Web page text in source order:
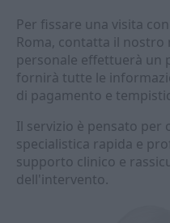
Per fissare una visita con
Roma, contatta il nostro
personale effettuerà un
fornirà tutte le
di pagamento e
Il servizio è pensato per
specialistica rapida e
supporto clinico e
dell'intervento.